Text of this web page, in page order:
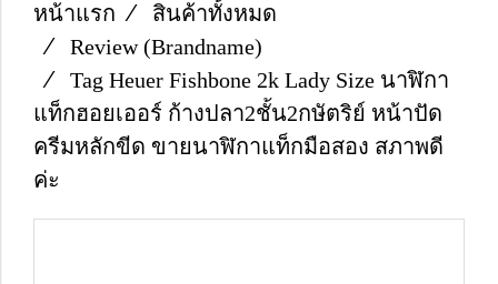
หน้าแรก
สินค้าทั้งหมด
Review (Brandname)
Tag Heuer Fishbone 2k Lady Size นาฬิกา
แท็กฮอยเออร์ ก้างปลา2ชั้น2กษัตริย์ หน้าปัด
ครีมหลักขีด ขายนาฬิกาแท็กมือสอง สภาพดี
ค่ะ